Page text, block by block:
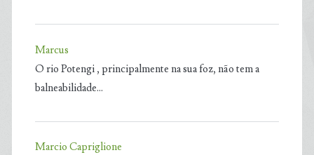
Marcus
O rio Potengi , principalmente na sua foz, não tem a
balneabilidade…
Marcio Capriglione